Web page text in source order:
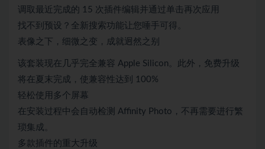
调取最近完成的 15 次插件编辑并通过单击再次应用
找不到预设？全新搜索功能让您唾手可得。
表像之下，细微之变，成就迥然之别
该套装现在几乎完全兼容 Apple Silicon。此外，免费升级
将在夏末完成，使兼容性达到 100%
轻松使用多个屏幕
在安装过程中会自动检测 Affinity Photo，不再需要进行繁
琐集成。
多款插件的重大升级